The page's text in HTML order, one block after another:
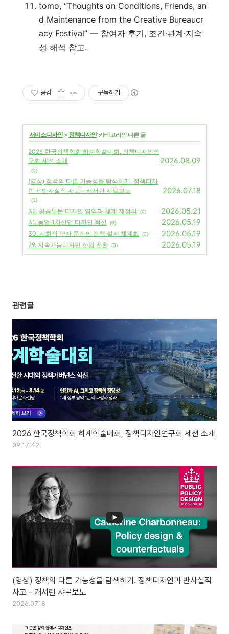
tomo, “Thoughts on Conditions, Friends, an
d Maintenance from the Creative Bureaucr
acy Festival” — 참여자 후기, 조건·관계·지속
성 해석 참고.
공감 구독하기
'서비스디자인 > 정책디자인' 카테고리의 다른 글
2026 한국정책학회 하계학술대회, 정책디자인연
구회 세션 소개
(0)
2026.08.09
(영상) 정책의 다른 가능성을 탐색하기. 정책디자
인과 반사실적 사고 - 캐서린 샤르보노
(1)
2026.07.18
32. 공공부문 디자인 영역과 체계 재정의 (0) 2026.05.21
31. 농업·1차산업 디자인 혁신 (0) 2026.05.19
30. 사회적 약자 중심의 정책 설계 체계화 (0) 2026.05.19
29. 지속가능디자인 산업 전환 (0) 2026.05.19
관련글
2026 한국정책학회 하계학술대회, 정책디자인연구회 세션 소개
09:17:42
(영상) 정책의 다른 가능성을 탐색하기. 정책디자인과 반사실적
사고 - 캐서린 샤르보노
2026.07.18